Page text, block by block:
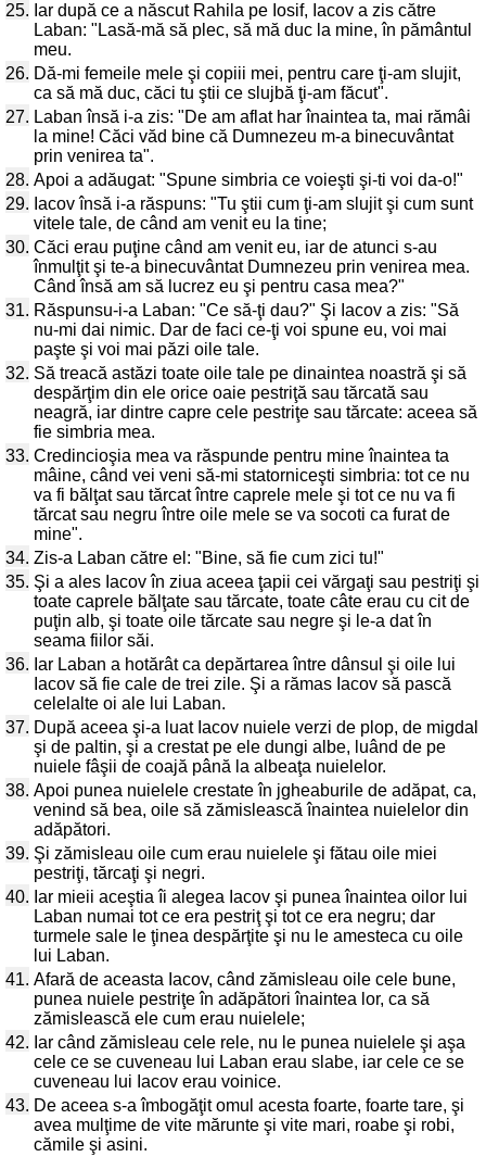
25. Iar după ce a născut Rahila pe Iosif, Iacov a zis către
Laban: "Lasă-mă să plec, să mă duc la mine, în pământul
meu.
26. Dă-mi femeile mele şi copiii mei, pentru care ţi-am slujit,
ca să mă duc, căci tu ştii ce slujbă ţi-am făcut".
27. Laban însă i-a zis: "De am aflat har înaintea ta, mai rămâi
la mine! Căci văd bine că Dumnezeu m-a binecuvântat
prin venirea ta".
28. Apoi a adăugat: "Spune simbria ce voieşti şi-ti voi da-o!"
29. Iacov însă i-a răspuns: "Tu ştii cum ţi-am slujit şi cum sunt
vitele tale, de când am venit eu la tine;
30. Căci erau puţine când am venit eu, iar de atunci s-au
înmulţit şi te-a binecuvântat Dumnezeu prin venirea mea.
Când însă am să lucrez eu şi pentru casa mea?"
31. Răspunsu-i-a Laban: "Ce să-ţi dau?" Şi Iacov a zis: "Să
nu-mi dai nimic. Dar de faci ce-ţi voi spune eu, voi mai
paşte şi voi mai păzi oile tale.
32. Să treacă astăzi toate oile tale pe dinaintea noastră şi să
despărţim din ele orice oaie pestriţă sau tărcată sau
neagră, iar dintre capre cele pestriţe sau tărcate: aceea să
fie simbria mea.
33. Credincioşia mea va răspunde pentru mine înaintea ta
mâine, când vei veni să-mi statorniceşti simbria: tot ce nu
va fi bălţat sau tărcat între caprele mele şi tot ce nu va fi
tărcat sau negru între oile mele se va socoti ca furat de
mine".
34. Zis-a Laban către el: "Bine, să fie cum zici tu!"
35. Şi a ales Iacov în ziua aceea ţapii cei vărgaţi sau pestriţi şi
toate caprele bălţate sau tărcate, toate câte erau cu cit de
puţin alb, şi toate oile tărcate sau negre şi le-a dat în
seama fiilor săi.
36. Iar Laban a hotărât ca depărtarea între dânsul şi oile lui
Iacov să fie cale de trei zile. Şi a rămas Iacov să pască
celelalte oi ale lui Laban.
37. După aceea şi-a luat Iacov nuiele verzi de plop, de migdal
şi de paltin, şi a crestat pe ele dungi albe, luând de pe
nuiele fâşii de coajă până la albeaţa nuielelor.
38. Apoi punea nuielele crestate în jgheaburile de adăpat, ca,
venind să bea, oile să zămislească înaintea nuielelor din
adăpători.
39. Şi zămisleau oile cum erau nuielele şi fătau oile miei
pestriţi, tărcaţi şi negri.
40. Iar mieii aceştia îi alegea Iacov şi punea înaintea oilor lui
Laban numai tot ce era pestriţ şi tot ce era negru; dar
turmele sale le ţinea despărţite şi nu le amesteca cu oile
lui Laban.
41. Afară de aceasta Iacov, când zămisleau oile cele bune,
punea nuiele pestriţe în adăpători înaintea lor, ca să
zămislească ele cum erau nuielele;
42. Iar când zămisleau cele rele, nu le punea nuielele şi aşa
cele ce se cuveneau lui Laban erau slabe, iar cele ce se
cuveneau lui Iacov erau voinice.
43. De aceea s-a îmbogăţit omul acesta foarte, foarte tare, şi
avea mulţime de vite mărunte şi vite mari, roabe şi robi,
cămile şi asini.